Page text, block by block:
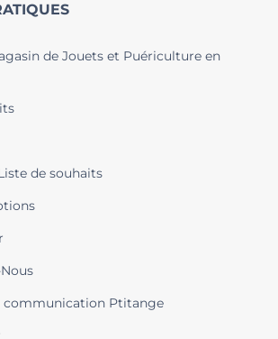
de Jouets et Puériculture en
de souhaits
communication Ptitange